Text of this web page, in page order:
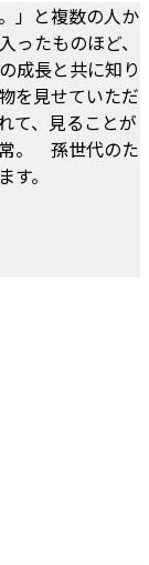
」と複数の人か
ったものほど、
成長と共に知り
を見せていただ
て、見ることが
。 孫世代のた
。